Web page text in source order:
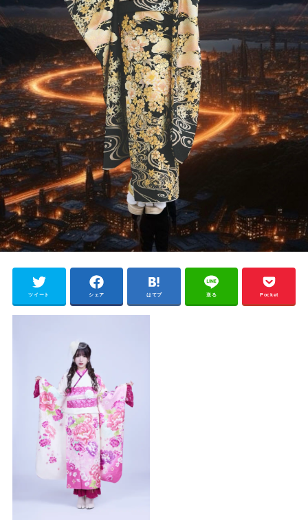
ツイート シェア はてブ 送る Pocket